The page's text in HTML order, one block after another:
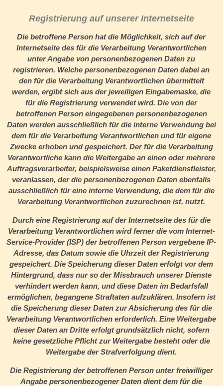
Registrierung auf unserer Internetseite
Die betroffene Person hat die Möglichkeit, sich auf der
Internetseite des für die Verarbeitung Verantwortlichen
unter Angabe von personenbezogenen Daten zu
registrieren. Welche personenbezogenen Daten dabei an
den für die Verarbeitung Verantwortlichen übermittelt
werden, ergibt sich aus der jeweiligen Eingabemaske, die
für die Registrierung verwendet wird. Die von der
betroffenen Person eingegebenen personenbezogenen
Daten werden ausschließlich für die interne Verwendung bei
dem für die Verarbeitung Verantwortlichen und für eigene
Zwecke erhoben und gespeichert. Der für die Verarbeitung
Verantwortliche kann die Weitergabe an einen oder mehrere
Auftragsverarbeiter, beispielsweise einen Paketdienstleister,
veranlassen, der die personenbezogenen Daten ebenfalls
ausschließlich für eine interne Verwendung, die dem für die
Verarbeitung Verantwortlichen zuzurechnen ist, nutzt.
Durch eine Registrierung auf der Internetseite des für die
Verarbeitung Verantwortlichen wird ferner die vom Internet-
Service-Provider (ISP) der betroffenen Person vergebene IP-
Adresse, das Datum sowie die Uhrzeit der Registrierung
gespeichert. Die Speicherung dieser Daten erfolgt vor dem
Hintergrund, dass nur so der Missbrauch unserer Dienste
verhindert werden kann, und diese Daten im Bedarfsfall
ermöglichen, begangene Straftaten aufzuklären. Insofern ist
die Speicherung dieser Daten zur Absicherung des für die
Verarbeitung Verantwortlichen erforderlich. Eine Weitergabe
dieser Daten an Dritte erfolgt grundsätzlich nicht, sofern
keine gesetzliche Pflicht zur Weitergabe besteht oder die
Weitergabe der Strafverfolgung dient.
Die Registrierung der betroffenen Person unter freiwilliger
Angabe personenbezogener Daten dient dem für die